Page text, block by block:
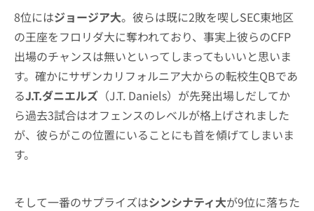
8位にはジョージア大。彼らは既に2敗を喫しSEC東地区
の王座をフロリダ大に奪われており、事実上彼らのCFP
出場のチャンスは無いといってしまってもいいと思いま
す。確かにサザンカリフォルニア大からの転校生QBであ
るJ.T.ダニエルズ （J.T. Daniels）が先発出場しだしてか
ら過去3試合はオフェンスのレベルが格上げされました
が、彼らがこの位置にいることにも首を傾げてしまいま
す。
そして一番のサプライズはシンシナティ大が9位に落ちた